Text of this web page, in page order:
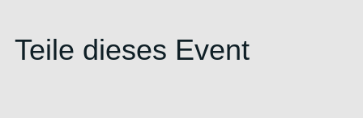
Teile dieses Event